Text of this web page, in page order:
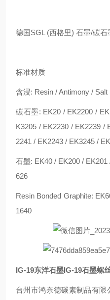
德国SGL (西格里) 石墨/碳石
标准材质
含浸: Resin / Antimony / Salt
碳石墨: EK20 / EK2200 /
K3205 / EK2230 / EK2239 /
2241 / EK2243 / EK3245 /
石墨: EK40 / EK200 /
626
Resin Bonded Graphite:
1640
IG-19东洋石墨IG-19石墨螺
台州市鸿奈德碳素制品有限